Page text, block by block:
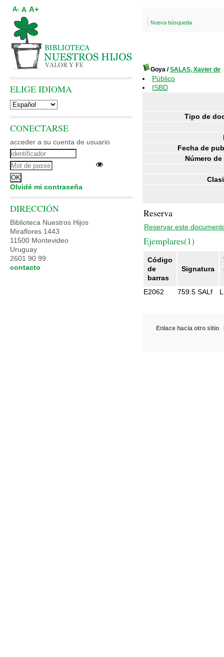
Nueva búsqueda
Goya /SALAS, Xavier de
Público
ISBD
Tipo de
Fecha de
Número
Reserva
Reservar este
Ejemplares(1)
Código
de
barras
Signatura
E2062
759.5 SALf
Enlace hacia otro sitio
A- A A+
ELIGE IDIOMA
CONECTARSE
acceder a su cuenta de usuario
Olvidé mi contraseña
DIRECCIÓN
Biblioteca Nuestros Hijos
Miraflores 1443
11500 Montevideo
Uruguay
2601 90 99
contacto